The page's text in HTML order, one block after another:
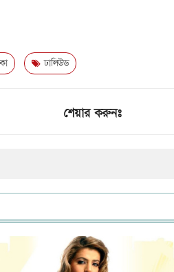
ঢালিউড
শেয়ার করুনঃ